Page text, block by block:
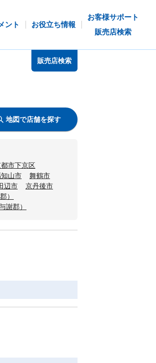
ント お役立ち情報
お客様サポート
販売店検索
販売店検索
地図で店舗を探す
市下京区
山市
舞鶴市
辺市
京丹後市
）
謝郡）